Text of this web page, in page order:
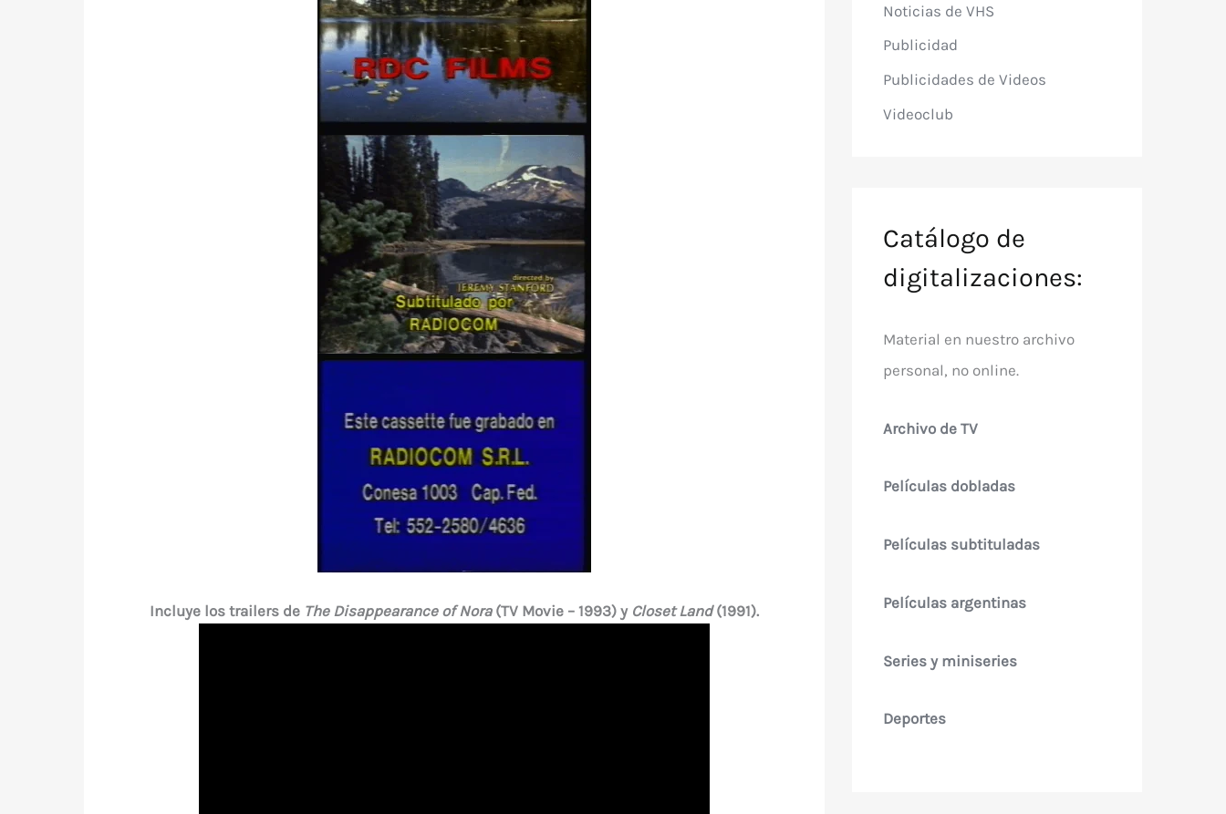
Incluye los trailers de The Disappearance of Nora(TV Movie – 1993) y Closet Land(1991).
Noticias de VHS
Publicidad
Publicidades de Videos
Videoclub
Catálogo de
digitalizaciones:
Material en nuestro archivo
personal, no online.
Archivo de TV
Películas dobladas
Películas subtituladas
Películas argentinas
Series y miniseries
Deportes